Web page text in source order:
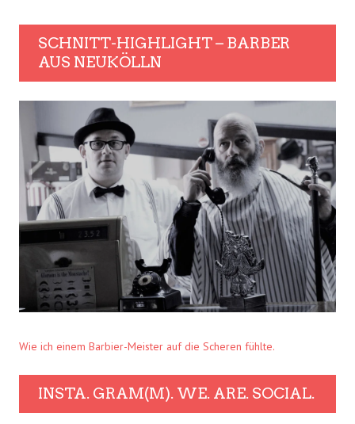
SCHNITT-HIGHLIGHT – BARBER
AUS NEUKÖLLN
Wie ich einem Barbier-Meister auf die Scheren fühlte.
INSTA. GRAM(M). WE. ARE. SOCIAL.